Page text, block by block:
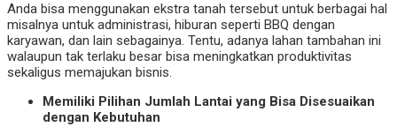
Anda bisa menggunakan ekstra tanah tersebut untuk berbagai hal
misalnya untuk administrasi, hiburan seperti BBQ dengan
karyawan, dan lain sebagainya. Tentu, adanya lahan tambahan ini
walaupun tak terlaku besar bisa meningkatkan produktivitas
sekaligus memajukan bisnis.
Memiliki Pilihan Jumlah Lantai yang Bisa Disesuaikan
dengan Kebutuhan